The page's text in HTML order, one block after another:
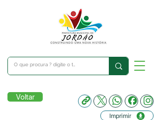
Voltar
Imprimir